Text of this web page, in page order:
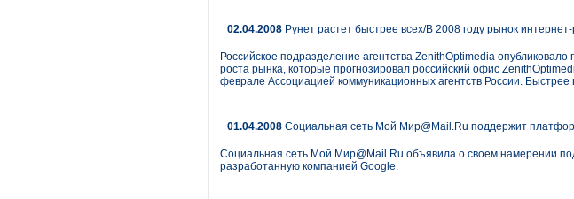
02.04.2008 Рунет растет быстрее всех/В 2008 году рынок
Российское подразделение агентства ZenithOptimedia
роста рынка, которые прогнозировал российский офис
феврале Ассоциацией коммуникационных агентств России. Быстрее
01.04.2008 Социальная сеть Мой Мир@Mail.Ru поддержит
Социальная сеть Мой Мир@Mail.Ru объявила о своем намерении
разработанную компанией Google.